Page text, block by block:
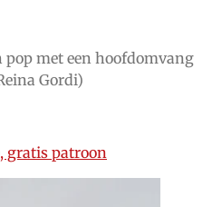
pop met een hoofdomvang
Gordi)
gratis patroon